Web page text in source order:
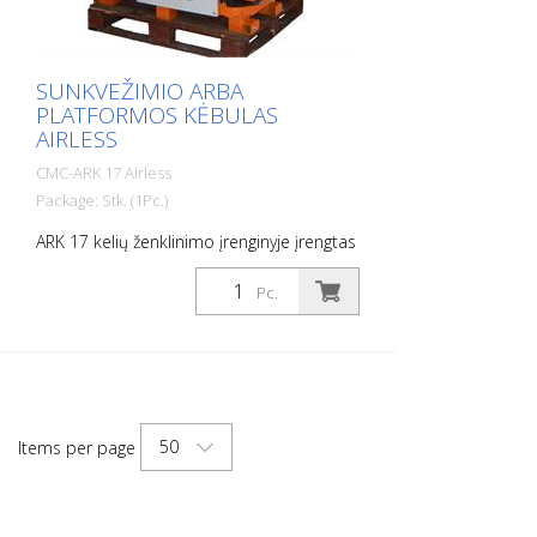
storį). - Leidžia valdyti iki 3 pistoletų (jei
mašina turi 3 pistoletus)
SUNKVEŽIMIO ARBA
PLATFORMOS KĖBULAS
AIRLESS
CMC-ARK 17 Airless
Package: Stk. (1Pc.)
ARK 17 kelių ženklinimo įrenginyje įrengtas
labai galingas stūmoklinis siurblys. Juo
galima ženklinti linijas, taip pat tokias
vietas kaip apsauginiai takai, stotelių
23 AG variklis su elektriniu starteriu (su
Pc.
Items per page 50